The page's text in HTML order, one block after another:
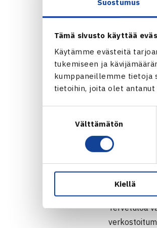
Suostumus
Tämä sivusto käyttää
Käytämme evästeitä
tukemiseen ja
kumppaneillemme tietoja
tietoihin, joita olet
Välttämätön
Kiellä
Tennisliiton
jokainen
tilanteissa
harjoiteltuja
Alempia
mukaan.
tulemme
Tervetuloa